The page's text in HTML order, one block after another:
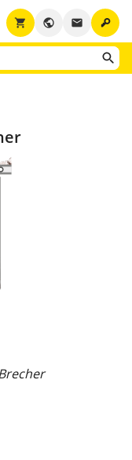
key
email
public
shopping_cart